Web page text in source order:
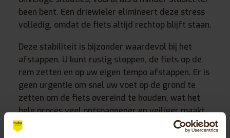
been bent. Een driewieler elimineert deze stress
volledig, omdat de fiets altijd rechtop blijft staan.
Deze stabiliteit is bijzonder waardevol bij het
afstappen. U kunt rustig stoppen, de fiets op de
rem zetten en op uw eigen tempo afstappen. Er is
geen urgentie om snel uw voet op de grond te
zetten om de fiets overeind te houden, wat het
hele proces veel ontspannener en veiliger maakt.